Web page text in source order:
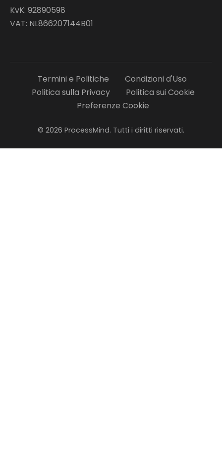
KvK: 92890598
VAT: NL866207144B01
Termini e Politiche
Condizioni d'Uso
Politica sulla Privacy
Politica sui Cookie
Preferenze Cookie
© 2026 ProcessMind. Tutti i diritti riservati.